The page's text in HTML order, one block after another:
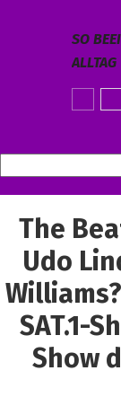
SO
ALLTAG
The
Udo
SAT.1-
Show